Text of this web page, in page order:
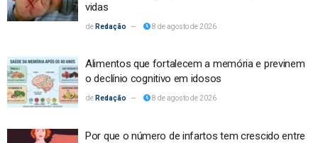
vidas
Redação 8 de agosto de 2026
Alimentos que fortalecem a memória e previnem
o declínio cognitivo em idosos
Redação 8 de agosto de 2026
Por que o número de infartos tem crescido entre